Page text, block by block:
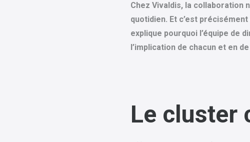
Chez Vivaldis, la collaboration
quotidien. Et c’est
explique pourquoi l’équipe de
l’implication de chacun et en
Le cluster